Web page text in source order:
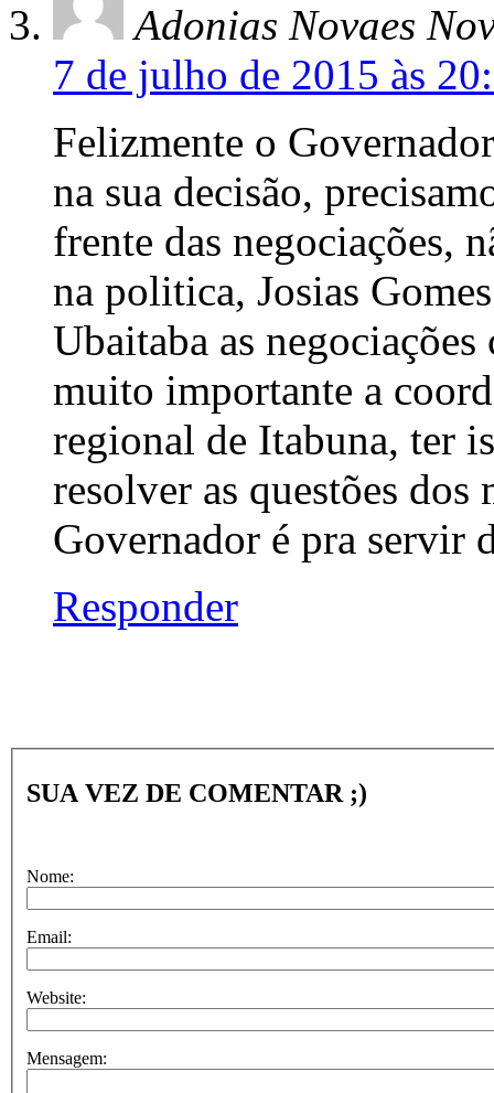
Adonias Novaes
7 de julho de 2015 às
Felizmente o
na sua decisão,
frente das negociações,
na politica, Josias
Ubaitaba as
muito importante a
regional de Itabuna, ter
resolver as questões
Governador é pra servir
Responder
SUA VEZ DE COMENTAR ;)
Nome:
Email:
Website:
Mensagem: